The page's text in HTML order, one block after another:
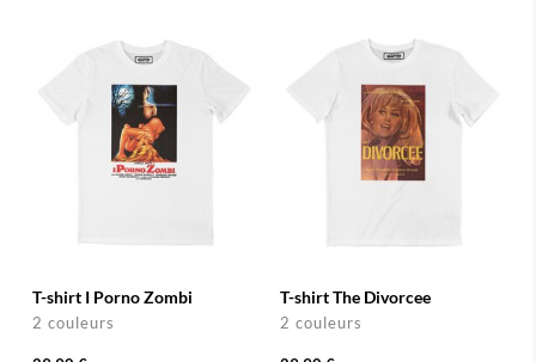
T-shirt I Porno Zombi
2 couleurs
T-shirt The Divorcee
2 couleurs